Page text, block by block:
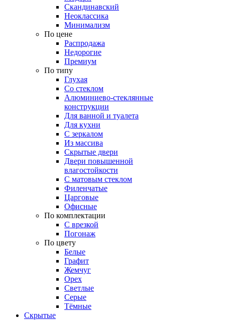
Скандинавский
Неоклассика
Минимализм
По цене
Распродажа
Недорогие
Премиум
По типу
Глухая
Со стеклом
Алюминиево-стеклянные
конструкции
Для ванной и туалета
Для кухни
С зеркалом
Из массива
Скрытые двери
Двери повышенной
влагостойкости
С матовым стеклом
Филенчатые
Царговые
Офисные
По комплектации
С врезкой
Погонаж
По цвету
Белые
Графит
Жемчуг
Орех
Светлые
Серые
Тёмные
Скрытые